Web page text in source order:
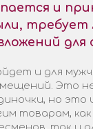
и
требует
и для
Это
но это
товарам, как